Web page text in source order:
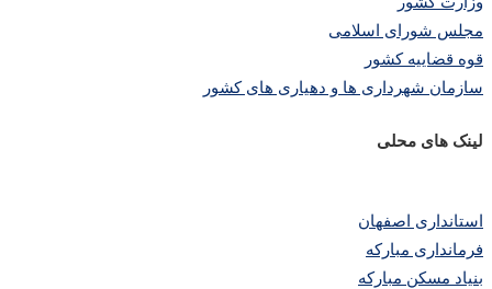
مجلس شورای اسلامی
قوه قضاییه کشور
سازمان شهرداری ها و دهیاری های کشور
لینک های محلی
استانداری اصفهان
فرمانداری مبارکه
بنیاد مسکن مبارکه